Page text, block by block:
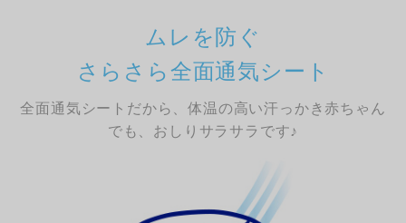
ムレを防ぐ
さらさら全面通気シート
全面通気シートだから、体温の高い汗っかき赤ちゃん
でも、おしりサラサラです♪